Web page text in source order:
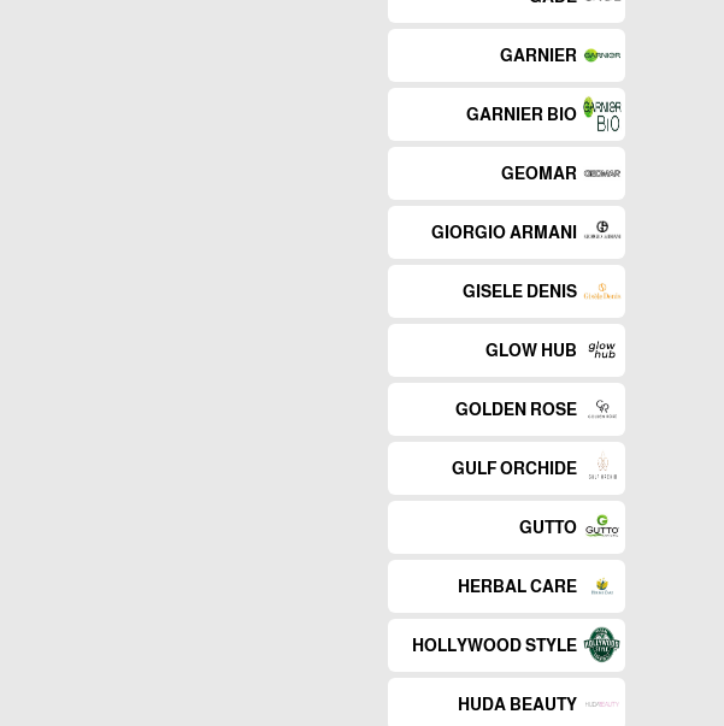
GARNIER
GARNIER BIO
GEOMAR
GIORGIO ARMANI
GISELE DENIS
GLOW HUB
GOLDEN ROSE
GULF ORCHIDE
GUTTO
HERBAL CARE
HOLLYWOOD STYLE
HUDA BEAUTY